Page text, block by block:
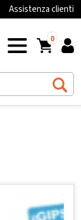
Assistenza clienti
0